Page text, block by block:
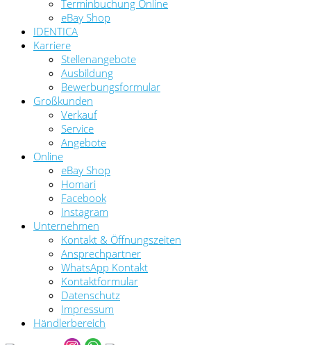
Terminbuchung Online
eBay Shop
IDENTICA
Karriere
Stellenangebote
Ausbildung
Bewerbungsformular
Großkunden
Verkauf
Service
Angebote
Online
eBay Shop
Homari
Facebook
Instagram
Unternehmen
Kontakt & Öffnungszeiten
Ansprechpartner
WhatsApp Kontakt
Kontaktformular
Datenschutz
Impressum
Händlerbereich